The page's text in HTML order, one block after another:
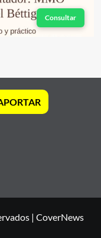
Consultar
| CoverNews